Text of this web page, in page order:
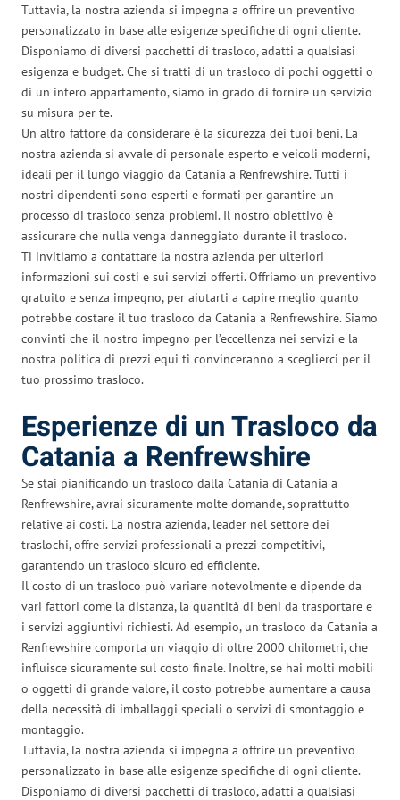
Tuttavia, la nostra azienda si impegna a offrire un preventivo
personalizzato in base alle esigenze specifiche di ogni cliente.
Disponiamo di diversi pacchetti di trasloco, adatti a qualsiasi
esigenza e budget. Che si tratti di un trasloco di pochi oggetti o
di un intero appartamento, siamo in grado di fornire un servizio
su misura per te.
Un altro fattore da considerare è la sicurezza dei tuoi beni. La
nostra azienda si avvale di personale esperto e veicoli moderni,
ideali per il lungo viaggio da Catania a Renfrewshire. Tutti i
nostri dipendenti sono esperti e formati per garantire un
processo di trasloco senza problemi. Il nostro obiettivo è
assicurare che nulla venga danneggiato durante il trasloco.
Ti invitiamo a contattare la nostra azienda per ulteriori
informazioni sui costi e sui servizi offerti. Offriamo un preventivo
gratuito e senza impegno, per aiutarti a capire meglio quanto
potrebbe costare il tuo trasloco da Catania a Renfrewshire. Siamo
convinti che il nostro impegno per l’eccellenza nei servizi e la
nostra politica di prezzi equi ti convinceranno a sceglierci per il
tuo prossimo trasloco.
Esperienze di un Trasloco da
Catania a Renfrewshire
Se stai pianificando un trasloco dalla Catania di Catania a
Renfrewshire, avrai sicuramente molte domande, soprattutto
relative ai costi. La nostra azienda, leader nel settore dei
traslochi, offre servizi professionali a prezzi competitivi,
garantendo un trasloco sicuro ed efficiente.
Il costo di un trasloco può variare notevolmente e dipende da
vari fattori come la distanza, la quantità di beni da trasportare e
i servizi aggiuntivi richiesti. Ad esempio, un trasloco da Catania a
Renfrewshire comporta un viaggio di oltre 2000 chilometri, che
influisce sicuramente sul costo finale. Inoltre, se hai molti mobili
o oggetti di grande valore, il costo potrebbe aumentare a causa
della necessità di imballaggi speciali o servizi di smontaggio e
montaggio.
Tuttavia, la nostra azienda si impegna a offrire un preventivo
personalizzato in base alle esigenze specifiche di ogni cliente.
Disponiamo di diversi pacchetti di trasloco, adatti a qualsiasi